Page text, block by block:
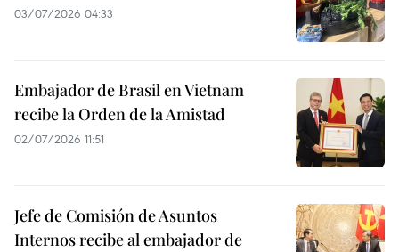
03/07/2026 04:33
Embajador de Brasil en Vietnam
recibe la Orden de la Amistad
02/07/2026 11:51
Jefe de Comisión de Asuntos
Internos recibe al embajador de